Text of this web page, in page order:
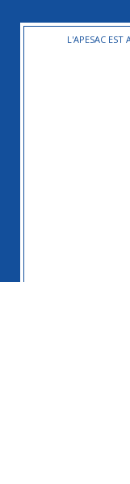
L'APESAC EST